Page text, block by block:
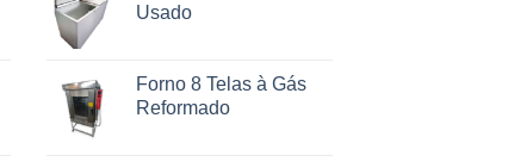
Usado
Forno 8 Telas à Gás
Reformado